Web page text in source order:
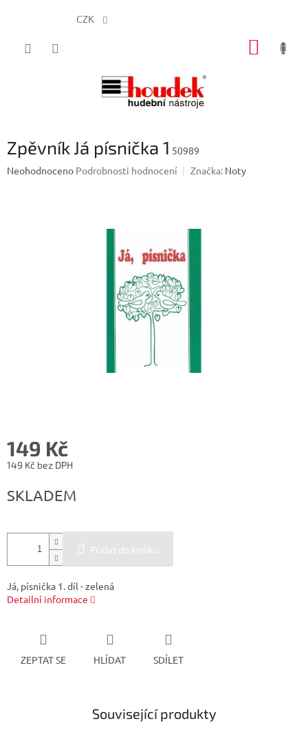
CZK
Zpěvník Já písnička 1 50989
Průměrné
Neohodnoceno Podrobnosti hodnocení Značka: Noty
149 Kč
149 Kč bez DPH
cena:
SKLADEM
Přidat do košíku
Já, písnička 1. díl - zelená
Detailní informace
ZEPTAT SE HLÍDAT SDÍLET
Související produkty